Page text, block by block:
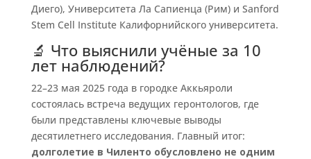
Диего), Университета Ла Сапиенца (Рим) и Sanford
Stem Cell Institute Калифорнийского университета.
🔬 Что выяснили учёные за 10
лет наблюдений?
22–23 мая 2025 года в городке Аккьяроли
состоялась встреча ведущих геронтологов, где
были представлены ключевые выводы
десятилетнего исследования. Главный итог:
долголетие в Чиленто обусловлено не одним